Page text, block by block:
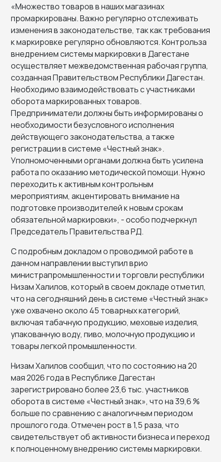
«Множество товаров в наших магазинах
промаркированы. Важно регулярно отслеживать
изменения в законодательстве, так как требования
к маркировке регулярно обновляются. Контрольза
внедрением системы маркировки в Дагестане
осуществляет межведомственная рабочая группа,
созданная Правительством Республики Дагестан.
Необходимо взаимодействовать с участниками
оборота маркированных товаров.
Предприниматели должны быть информированы о
необходимости безусловного исполнения
действующего законодательства, а также
регистрации в системе «Честный знак».
Уполномоченными органами должна быть усилена
работа по оказанию методической помощи. Нужно
переходить к активным контрольным
мероприятиям, акцентировать внимание на
подготовке производителей к новым срокам
обязательной маркировки», - особо подчеркнул
Председатель Правительства РД.
С подробным докладом о проводимой работе в
данном направлении выступил врио
министрапромышленности и торговли республики
Низам Халилов, который в своем докладе отметил,
что на сегодняшний день в системе «Честный знак»
уже охвачено около 45 товарных категорий,
включая табачную продукцию, меховые изделия,
упакованную воду, пиво, молочную продукцию и
товары легкой промышленности.
Низам Халилов сообщил, что по состоянию на 20
мая 2026 года в Республике Дагестан
зарегистрировано более 23,6 тыс. участников
оборота в системе «Честный знак», что на 39,6 %
больше по сравнению с аналогичным периодом
прошлого года. Отмечен рост в 1,5 раза, что
свидетельствует об активности бизнеса и переход
к полноценному внедрению системы маркировки.